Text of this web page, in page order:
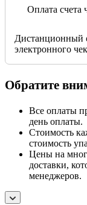
Оплата счета
Дистанционный
электронного
Обратите
Все оплаты
день оплаты.
Стоимость
стоимость
Цены на
доставки,
менеджеров.